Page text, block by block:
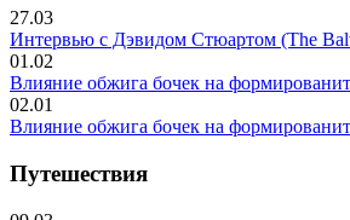
27.03
Интервью с Дэвидом Стюартом (The
01.02
Влияние обжига бочек на
02.01
Влияние обжига бочек на
Путешествия